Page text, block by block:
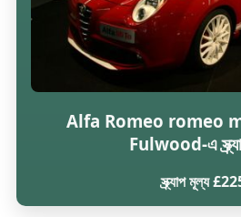
Alfa Romeo romeo
Fulwood-এ
স্ক্র্যাপ মূল্য